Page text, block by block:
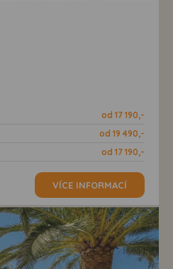
od 17 190,-
od 19 490,-
od 17 190,-
VÍCE INFORMACÍ